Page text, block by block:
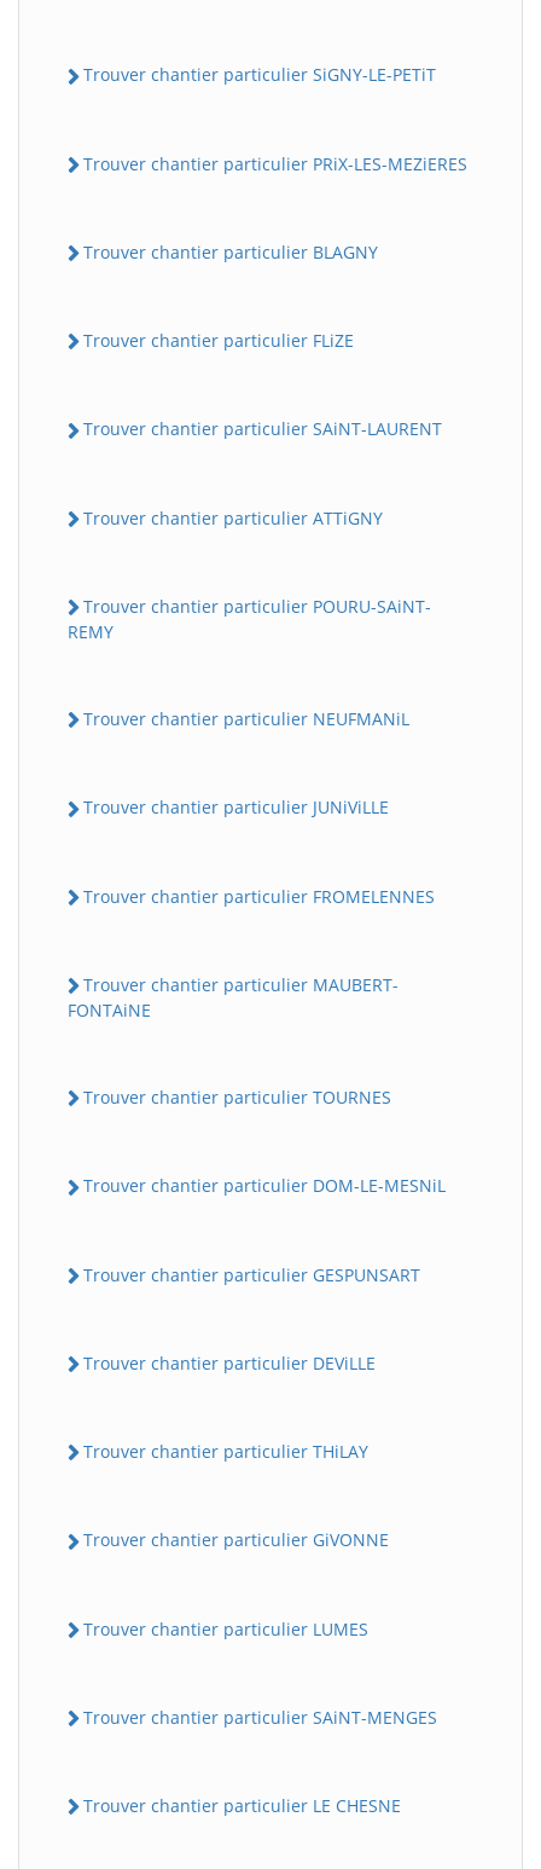
Trouver chantier particulier SiGNY-LE-PETiT
Trouver chantier particulier PRiX-LES-MEZiERES
Trouver chantier particulier BLAGNY
Trouver chantier particulier FLiZE
Trouver chantier particulier SAiNT-LAURENT
Trouver chantier particulier ATTiGNY
Trouver chantier particulier POURU-SAiNT-
REMY
Trouver chantier particulier NEUFMANiL
Trouver chantier particulier JUNiViLLE
Trouver chantier particulier FROMELENNES
Trouver chantier particulier MAUBERT-
FONTAiNE
Trouver chantier particulier TOURNES
Trouver chantier particulier DOM-LE-MESNiL
Trouver chantier particulier GESPUNSART
Trouver chantier particulier DEViLLE
Trouver chantier particulier THiLAY
Trouver chantier particulier GiVONNE
Trouver chantier particulier LUMES
Trouver chantier particulier SAiNT-MENGES
Trouver chantier particulier LE CHESNE